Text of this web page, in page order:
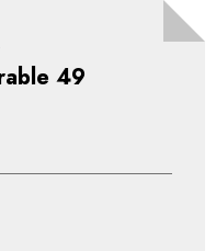
49